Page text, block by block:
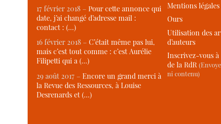
17 février 2018 –Pour cette annonce qui
date, j’ai changé d’adresse mail :
contact : (…)
16 février 2018 –C’était même pas lui,
mais c’est tout comme : c’est Aurélie
Filipetti qui a (…)
29 août 2017 –Encore un grand merci à
la Revue des Ressources, à Louise
Desrenards et (…)
Mentions légales
Ours
Utilisation des
d’auteurs
Inscrivez-vous
de la RdR
ni contenu)